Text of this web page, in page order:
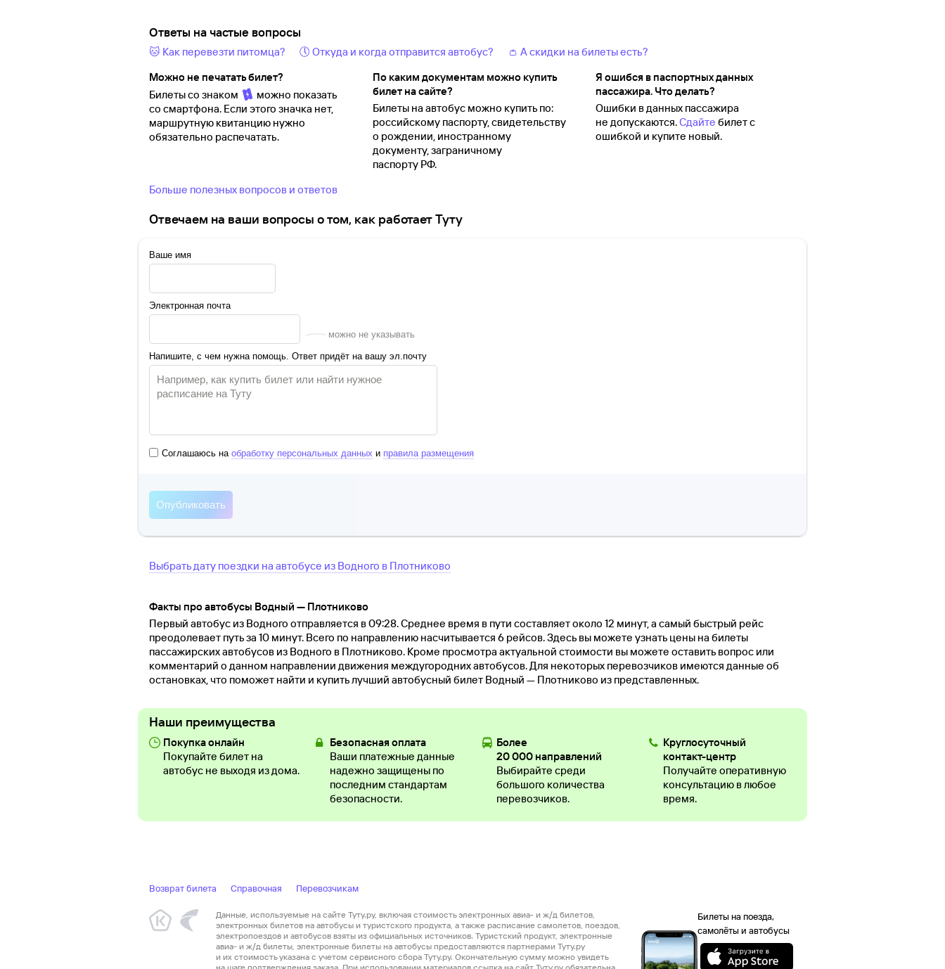
Ответы на частые вопросы
🐱 Как перевезти питомца? 🕔 Откуда и когда отправится автобус?
👛 А скидки на билеты есть?
Можно не печатать билет?
Билеты со знаком
можно показать
со смартфона. Если этого значка нет,
маршрутную квитанцию нужно
обязательно распечатать.
По каким документам можно купить
билет на сайте?
Билеты на автобус можно купить по:
российскому паспорту, свидетельству
о рождении, иностранному
документу, заграничному
паспорту РФ.
Я ошибся в паспортных данных
пассажира. Что делать?
Ошибки в данных пассажира
не допускаются.Сдайте билет с
ошибкой и купите новый.
Больше полезных вопросов и ответов
Отвечаем на ваши вопросы о том, как работает Туту
Ваше имя
Электронная почта
можно не указывать
Напишите, с чем нужна помощь. Ответ придёт на вашу эл.почту
Соглашаюсь на обработку персональных данных и правила размещения
Выбрать дату поездки на автобусе из Водного в Плотниково
Факты про автобусы Водный — Плотниково
Первый автобус из Водного отправляется в 09:28. Среднее время в пути составляет около 12 минут, а самый быстрый рейс
преодолевает путь за 10 минут. Всего по направлению насчитывается 6 рейсов. Здесь вы можете узнать цены на билеты
пассажирских автобусов из Водного в Плотниково. Кроме просмотра актуальной стоимости вы можете оставить вопрос или
комментарий о данном направлении движения междугородних автобусов. Для некоторых перевозчиков имеются данные об
остановках, что поможет найти и купить лучший автобусный билет Водный — Плотниково из представленных.
Наши преимущества
Покупка онлайн
Покупайте билет на
автобус не выходя из дома.
Безопасная оплата
Ваши платежные данные
надежно защищены по
последним стандартам
безопасности.
Более
20 000 направлений
Выбирайте среди
большого количества
перевозчиков.
Круглосуточный
контакт-центр
Получайте оперативную
консультацию в любое
время.
Возврат билета Справочная Перевозчикам
Билеты на поезда,
самолёты и автобусы
Данные, используемые на сайте Туту.ру, включая стоимость электронных авиа- и ж/д билетов,
электронных билетов на автобусы и туристского продукта, а также расписание самолетов, поездов,
электропоездов и автобусов взяты из официальных источников. Туристский продукт, электронные
авиа- и ж/д билеты, электронные билеты на автобусы предоставляются партнерами Туту.ру
и их стоимость указана с учетом сервисного сбора Туту.ру. Окончательную сумму можно увидеть